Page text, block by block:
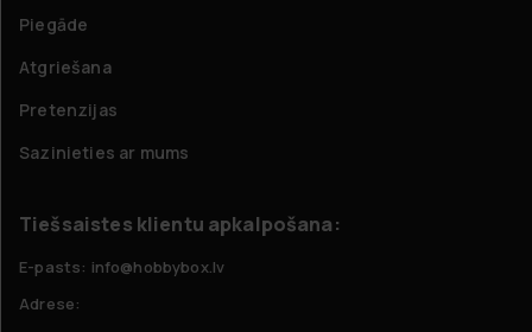
Piegāde
Atgriešana
Pretenzijas
Sazinieties ar mums
Tiešsaistes klientu apkalpošana:
E-pasts: info@hobbybox.lv
Adrese: